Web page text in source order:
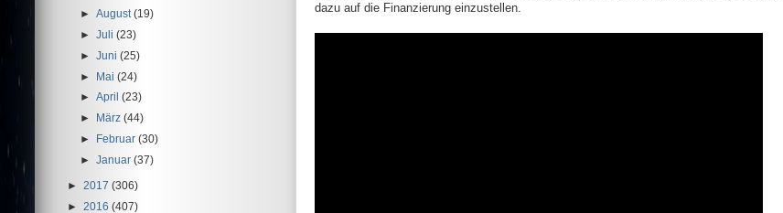
dazu auf die Finanzierung einzustellen.
►August(19)
►Juli(23)
►Juni(25)
► Mai(24)
►April(23)
►
März(44)
► Februar(30)
►
Januar(37)
► 2017 (306)
► 2016 (407)